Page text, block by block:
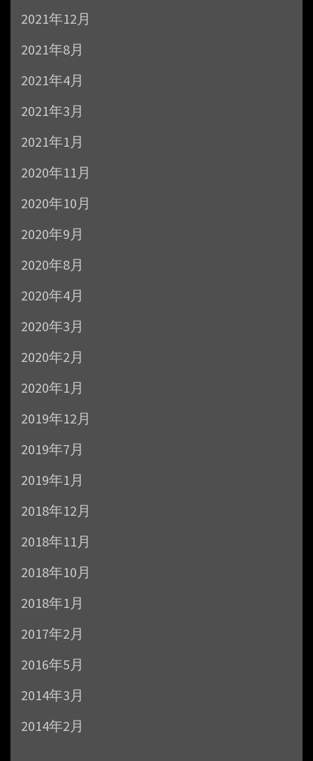
2021年12月
2021年8月
2021年4月
2021年3月
2021年1月
2020年11月
2020年10月
2020年9月
2020年8月
2020年4月
2020年3月
2020年2月
2020年1月
2019年12月
2019年7月
2019年1月
2018年12月
2018年11月
2018年10月
2018年1月
2017年2月
2016年5月
2014年3月
2014年2月